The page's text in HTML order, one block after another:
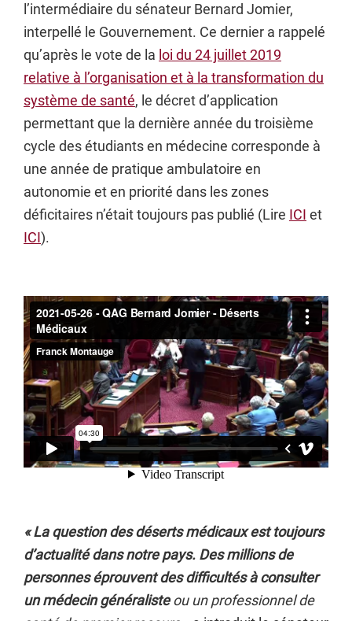
l’intermédiaire du sénateur Bernard Jomier,
interpellé le Gouvernement. Ce dernier a rappelé
qu’après le vote de la loi du 24 juillet 2019
relative à l’organisation et à la transformation du
système de santé, le décret d’application
permettant que la dernière année du troisième
cycle des étudiants en médecine corresponde à
une année de pratique ambulatoire en
autonomie et en priorité dans les zones
déficitaires n’était toujours pas publié (Lire ICI et
ICI).
« La question des déserts médicaux est toujours
d’actualité dans notre pays. Des millions de
personnes éprouvent des difficultés à consulter
un médecin généralisteou un professionnel de